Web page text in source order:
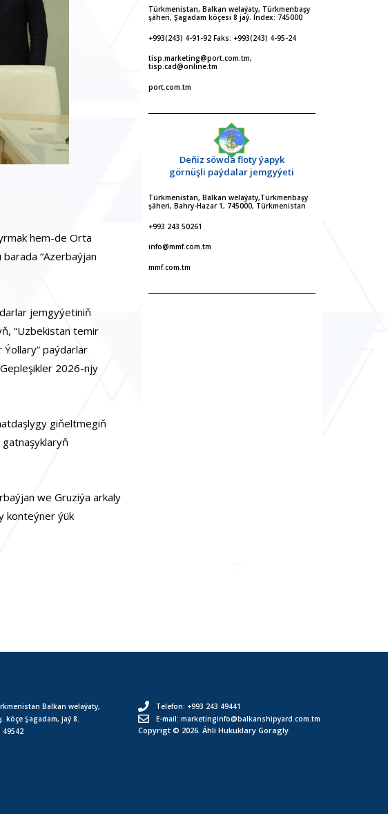
hem-de Orta
“Azerbaýjan
jemgyýetiniň
“Uzbekistan temir
paýdarlar
2026-njy
giňeltmegiň
we Gruziýa arkaly
konteýner ýük
Türkmenistan, Balkan welaýaty, Türkmenbaşy
şäheri, Şagadam köçesi 8 jaý. Index: 745000
+993(243) 4-91-92 Faks: +993(243) 4-95-24
tisp.marketing@port.com.tm,
tisp.cad@online.tm
port.com.tm
Deňiz söwda floty ýapyk
görnüşli paýdalar jemgyýeti
Türkmenistan, Balkan welaýaty,Türkmenbaşy
şäheri, Bahry-Hazar 1, 745000, Türkmenistan
+993 243 50261
info@mmf.com.tm
mmf.com.tm
Balkan welaýaty,
köçe Şagadam, jaý 8.
49542
Telefon: +993 243 49441
E-mail: marketinginfo@balkanshipyard.com.tm
Copyrigt © 2026. Ähli Hukuklary Goragly